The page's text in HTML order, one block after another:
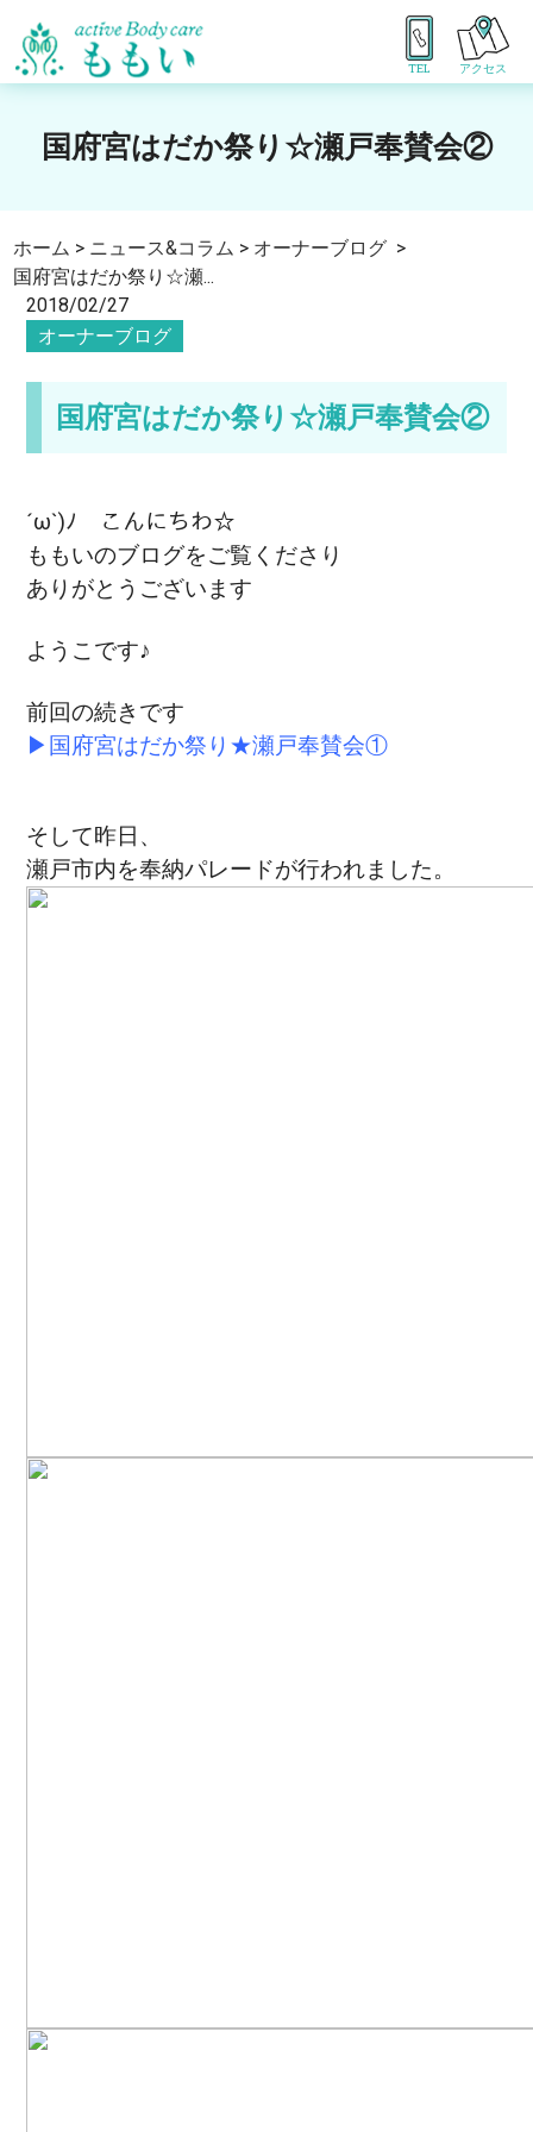
TEL アクセス
国府宮はだか祭り☆瀬戸奉賛会②
ホーム > ニュース&コラム > オーナーブログ >
国府宮はだか祭り☆瀬...
2018/02/27
オーナーブログ
国府宮はだか祭り☆瀬戸奉賛会②
´ω`)ﾉ こんにちわ☆
ももいのブログをご覧くださり
ありがとうございます
ようこです♪
前回の続きです
▶ 国府宮はだか祭り★瀬戸奉賛会①
そして昨日、
瀬戸市内を奉納パレードが行われました。